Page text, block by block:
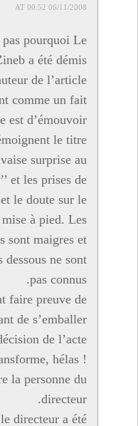
06/11/2008 AT 00:52
pourquoi Le
a été démis
de l’article
comme un fait
est d’émouvoir
le titre
surprise au
et les prises de
le doute sur le
à pied. Les
sont maigres et
ne sont
pas connus.
faire preuve de
de s’emballer
de l’acte
hélas !
la personne du
directeur.
directeur a été